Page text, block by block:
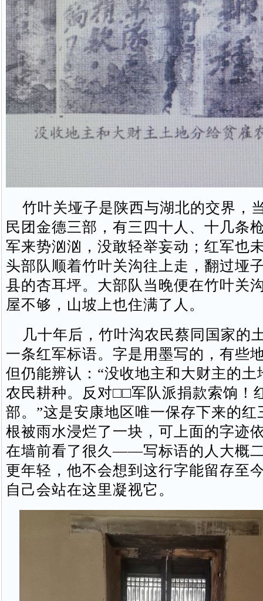
竹叶关垭子是陕西与湖北的交界，
民团金德三部，有三四十人、十几条
军来势汹汹，没敢轻举妄动；红军也
头部队顺着竹叶关沟往上走，翻过垭
县的杏耳坪。大部队当晚便在竹叶关
屋不够，山坡上也住满了人。
几十年后，竹叶沟农民蔡同国家的
一条红军标语。字是用墨写的，有些
但仍能辨认：“没收地主和大财主的土
农民耕种。反对□□军队派捐款索饷！
部。”这是安康地区唯一保存下来的红
根被雨水浸烂了一块，可上面的字迹
在墙前看了很久——写标语的人大概
更年轻，他不会想到这行字能留存至
自己会站在这里凝视它。